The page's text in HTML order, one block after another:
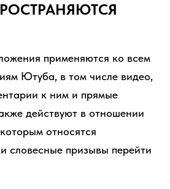
применяются ко всем
Ютуба, в том числе видео,
к ним и прямые
действуют в отношении
относятся
словесные призывы перейти